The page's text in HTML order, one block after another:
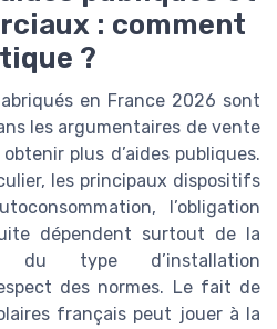
: comment
?
en France 2026 sont
les argumentaires de vente
plus d’aides publiques.
les principaux dispositifs
l’obligation
dépendent surtout de la
du type d’installation
des normes. Le fait de
français peut jouer à la